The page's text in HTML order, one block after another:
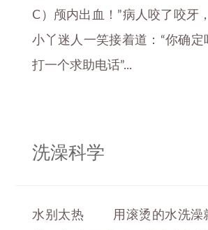
C）颅内出血！”病人咬了咬牙
小丫迷人一笑接着道：“你确定
打一个求助电话”...
洗澡科学
水别太热 用滚烫的水洗澡